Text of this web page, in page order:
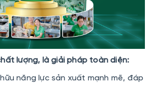
lượng, là giải pháp toàn diện:
năng lực sản xuất mạnh mẽ, đáp